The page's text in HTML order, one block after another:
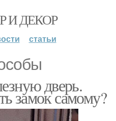
И ДЕКОР
статьи
дверь.
замок самому?